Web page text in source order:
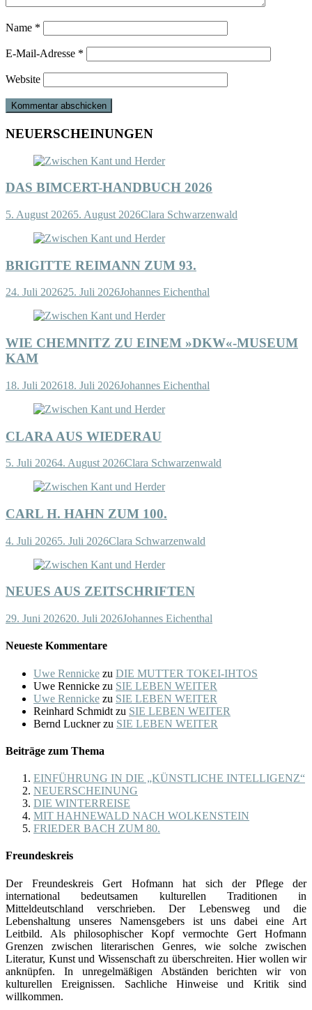
Name *
E-Mail-Adresse *
Website
NEUERSCHEINUNGEN
DAS BIMCERT-HANDBUCH 2026
5. August 20265. August 2026Clara Schwarzenwald
BRIGITTE REIMANN ZUM 93.
24. Juli 202625. Juli 2026Johannes Eichenthal
WIE CHEMNITZ ZU EINEM »DKW«-MUSEUM
KAM
18. Juli 202618. Juli 2026Johannes Eichenthal
CLARA AUS WIEDERAU
5. Juli 20264. August 2026Clara Schwarzenwald
CARL H. HAHN ZUM 100.
4. Juli 20265. Juli 2026Clara Schwarzenwald
NEUES AUS ZEITSCHRIFTEN
29. Juni 202620. Juli 2026Johannes Eichenthal
Neueste Kommentare
Uwe Rennicke zu DIE MUTTER TOKEI-IHTOS
Uwe Rennicke zu SIE LEBEN WEITER
Uwe Rennicke zu SIE LEBEN WEITER
Reinhard Schmidt zu SIE LEBEN WEITER
Bernd Lucknerzu SIE LEBEN WEITER
Beiträge zum Thema
EINFÜHRUNG IN DIE „KÜNSTLICHE INTELLIGENZ“
NEUERSCHEINUNG
DIE WINTERREISE
MIT HAHNEWALD NACH WOLKENSTEIN
FRIEDER BACH ZUM 80.
Freundeskreis
Der Freundeskreis Gert Hofmann hat sich der Pflege der
international bedeutsamen kulturellen Traditionen in
Mitteldeutschland verschrieben. Der Lebensweg und die
Lebenshaltung unseres Namensgebers ist uns dabei eine Art
Leitbild. Als philosophischer Kopf vermochte Gert Hofmann
Grenzen zwischen literarischen Genres, wie solche zwischen
Literatur, Kunst und Wissenschaft zu überschreiten. Hier wollen wir
anknüpfen. In unregelmäßigen Abständen berichten wir von
kulturellen Ereignissen. Sachliche Hinweise und Kritik sind
willkommen.